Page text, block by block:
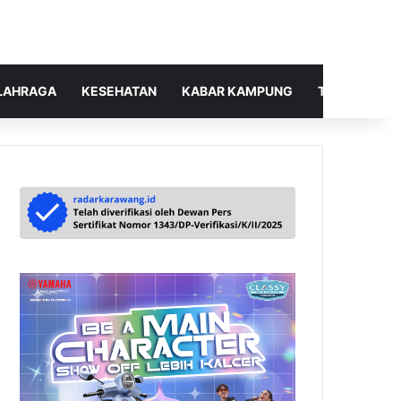
KESEHATAN KABAR KAMPUNG TELUSUR